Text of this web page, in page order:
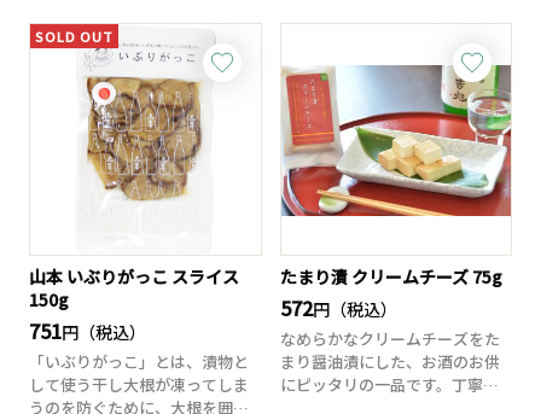
SOLD OUT
山本 いぶりがっこ スライス
150g
751円（税込）
「いぶりがっこ」とは、漬物と
して使う干し大根が凍ってしま
うのを防ぐために、大根を囲炉
たまり漬 クリームチーズ 75g
572円（税込）
なめらかなクリームチーズをた
まり醤油漬にした、お酒のお供
にピッタリの一品です。丁寧に